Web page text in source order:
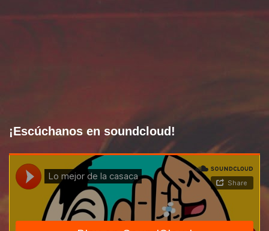
¡Escúchanos en soundcloud!